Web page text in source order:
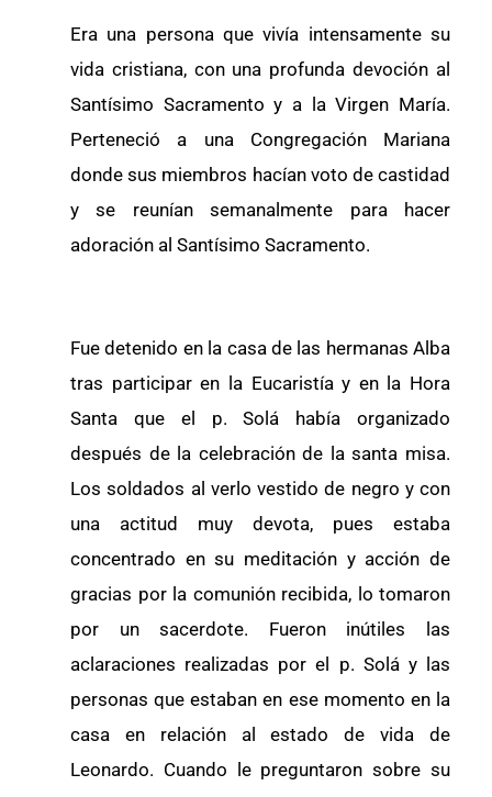
Era una persona que vivía intensamente su
vida cristiana, con una profunda devoción al
Santísimo Sacramento y a la Virgen María.
Perteneció a una Congregación Mariana
donde sus miembros hacían voto de castidad
y se reunían semanalmente para hacer
adoración al Santísimo Sacramento.
Fue detenido en la casa de las hermanas Alba
tras participar en la Eucaristía y en la Hora
Santa que el p. Solá había organizado
después de la celebración de la santa misa.
Los soldados al verlo vestido de negro y con
una actitud muy devota, pues estaba
concentrado en su meditación y acción de
gracias por la comunión recibida, lo tomaron
por un sacerdote. Fueron inútiles las
aclaraciones realizadas por el p. Solá y las
personas que estaban en ese momento en la
casa en relación al estado de vida de
Leonardo. Cuando le preguntaron sobre su